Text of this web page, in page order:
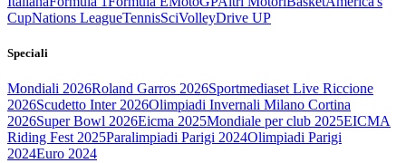
CupNations LeagueTennisSciVolleyDrive UP
Speciali
Mondiali 2026Roland Garros 2026Sportmediaset Live Riccione
2026Scudetto Inter 2026Olimpiadi Invernali Milano Cortina
2026Super Bowl 2026Eicma 2025Mondiale per club 2025EICMA
Riding Fest 2025Paralimpiadi Parigi 2024Olimpiadi Parigi
2024Euro 2024